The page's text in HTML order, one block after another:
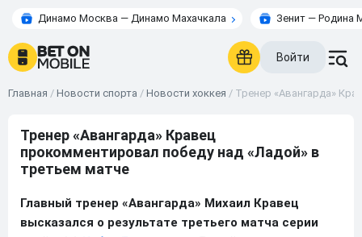
Динамо Москва — Динамо Махачкала Зенит — Родина
Войти
Главная / Новости спорта / Новости хоккея / Тренер «Авангарда»
Тренер «Авангарда» Кравец
прокомментировал победу над «Ладой» в
третьем матче
Главный тренер «Авангарда» Михаил Кравец
высказался о результате третьего матча серии